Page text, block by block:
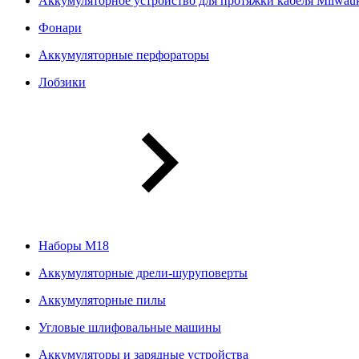
Фонари
Аккумуляторные перфораторы
Лобзики
Наборы М18
Аккумуляторные дрели-шуруповерты
Аккумуляторные пилы
Угловые шлифовальные машины
Аккумуляторы и зарядные устройства